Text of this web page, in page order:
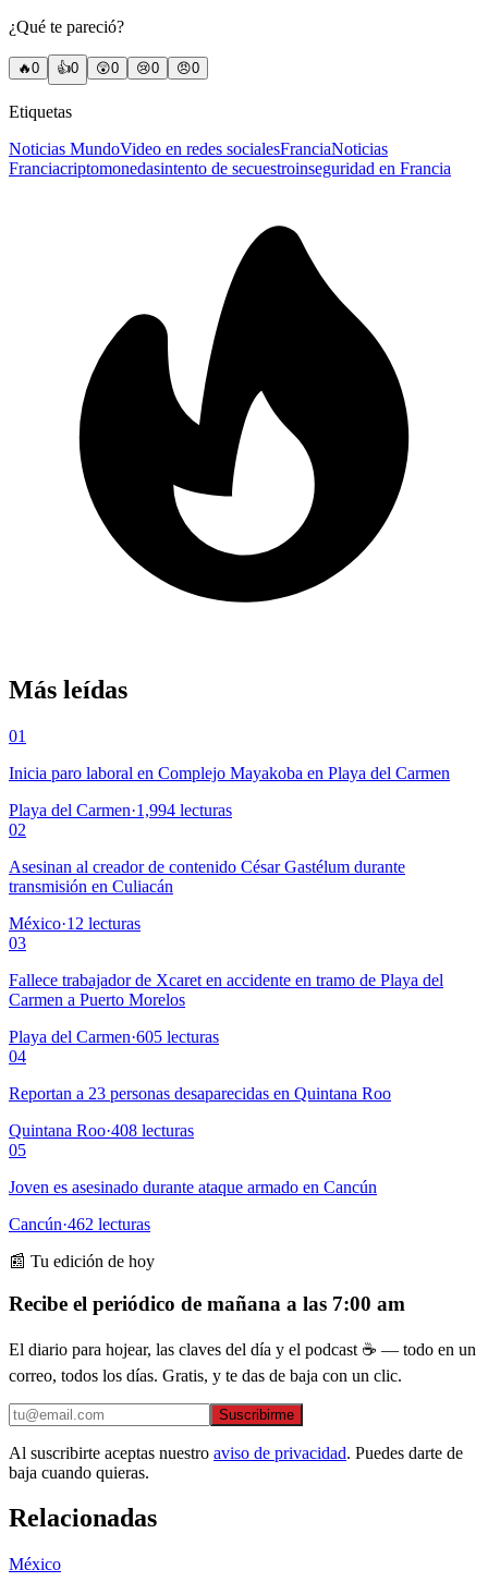
¿Qué te pareció?
🔥0 👍0 😲0 😢0 😠0
Etiquetas
Noticias MundoVideo en redes socialesFranciaNoticias
Franciacriptomonedasintento de secuestroinseguridad en Francia
Más leídas
01
Inicia paro laboral en Complejo Mayakoba en Playa del Carmen
Playa del Carmen·1,994 lecturas
02
Asesinan al creador de contenido César Gastélum durante
transmisión en Culiacán
México·12 lecturas
03
Fallece trabajador de Xcaret en accidente en tramo de Playa del
Carmen a Puerto Morelos
Playa del Carmen·605 lecturas
04
Reportan a 23 personas desaparecidas en Quintana Roo
Quintana Roo·408 lecturas
05
Joven es asesinado durante ataque armado en Cancún
Cancún·462 lecturas
📰 Tu edición de hoy
Recibe el periódico de mañana a las 7:00 am
El diario para hojear, las claves del día y el podcast ☕ — todo en un
correo, todos los días. Gratis, y te das de baja con un clic.
Suscribirme
Al suscribirte aceptas nuestro aviso de privacidad. Puedes darte de
baja cuando quieras.
Relacionadas
México